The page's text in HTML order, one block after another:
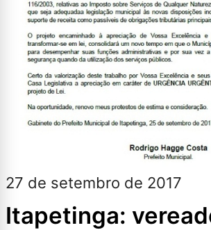
27 de setembro de 2017
Itapetinga: